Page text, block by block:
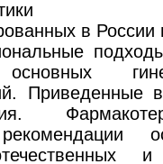
в России
Приведенные
и